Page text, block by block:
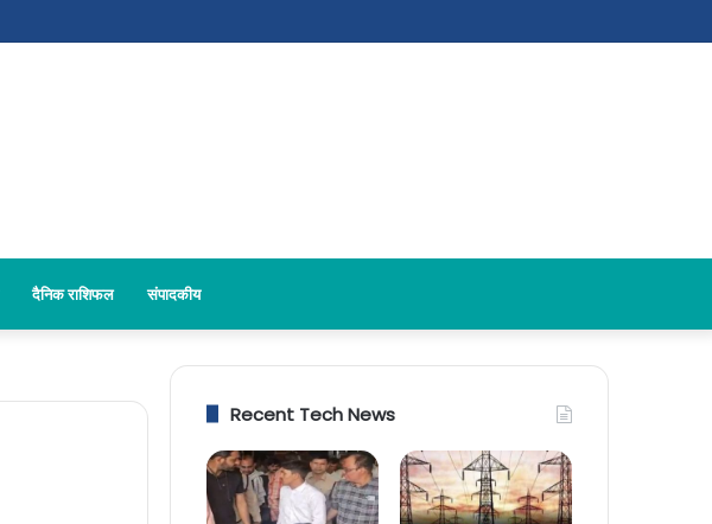
दैनिक राशिफल संपादकीय
Recent Tech News